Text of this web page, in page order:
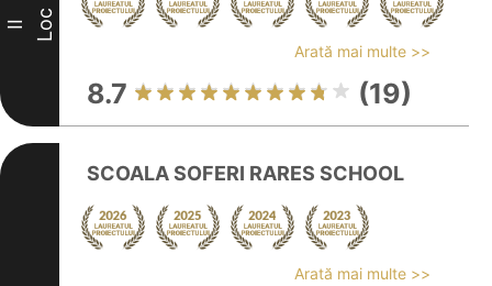
II Loc
Arată mai multe >>
8.7 (19)
SCOALA SOFERI RARES SCHOOL
Arată mai multe >>